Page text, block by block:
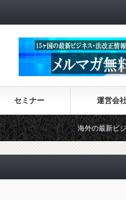
セミナー 運営会
海外の最新ビジネス情報を集